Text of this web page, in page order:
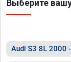
Выберите
Audi S3 8L 2000